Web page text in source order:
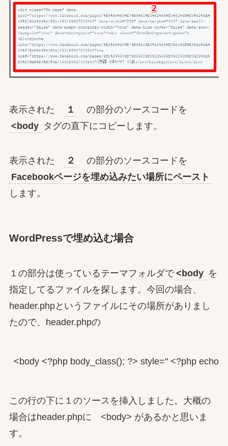
表示された １
の部分のソースコードを
<body タグの直下にコピーします。
表示された ２
の部分のソースコードを
Facebookページを埋め込みたい場所にペースト
します。
WordPressで埋め込む場合
１の部分は使っているテーマフォルダで <body を
指定してるファイルを探します。今回の場合、
header.phpというファイルにその場所がありまし
たので、header.phpの
<body <?php body_class(); ?> style=" <?php echo
この行の下に１のソースを挿入しました。大概の
場合はheader.phpに <body> があるかと思いま
す。